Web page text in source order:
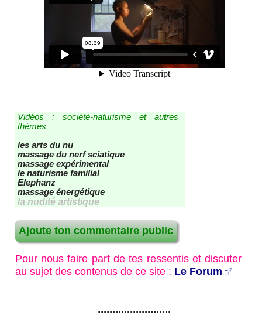
liens relationnels
liens RSS - ATOM - PODCAST
les nouveaux articles
les nouvelles vidéos
Recherche / Plan du site
Vidéos : société-naturisme et autres
thèmes
les arts du nu
massage du nerf sciatique
massage expérimental
le naturisme familial
Elephanz
massage énergétique
la nudité artistique
Ajoute ton commentaire public
Pour nous faire part de tes ressentis et discuter
au sujet des contenus de ce site : Le Forum
.........................